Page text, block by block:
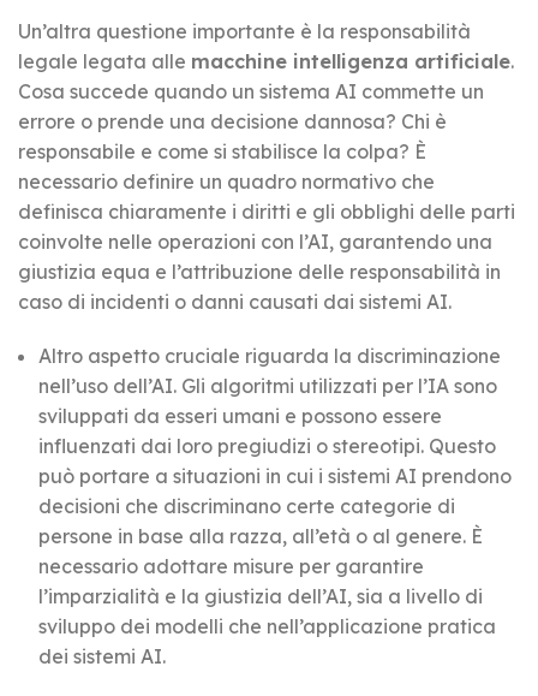
Un’altra questione importante è la responsabilità
legale legata alle macchine intelligenza artificiale.
Cosa succede quando un sistema AI commette un
errore o prende una decisione dannosa? Chi è
responsabile e come si stabilisce la colpa? È
necessario definire un quadro normativo che
definisca chiaramente i diritti e gli obblighi delle parti
coinvolte nelle operazioni con l’AI, garantendo una
giustizia equa e l’attribuzione delle responsabilità in
caso di incidenti o danni causati dai sistemi AI.
Altro aspetto cruciale riguarda la discriminazione
nell’uso dell’AI. Gli algoritmi utilizzati per l’IA sono
sviluppati da esseri umani e possono essere
influenzati dai loro pregiudizi o stereotipi. Questo
può portare a situazioni in cui i sistemi AI prendono
decisioni che discriminano certe categorie di
persone in base alla razza, all’età o al genere. È
necessario adottare misure per garantire
l’imparzialità e la giustizia dell’AI, sia a livello di
sviluppo dei modelli che nell’applicazione pratica
dei sistemi AI.